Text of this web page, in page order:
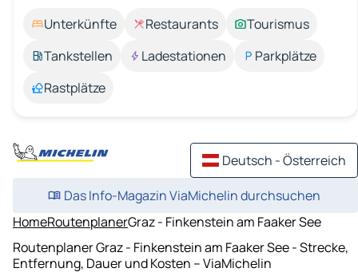
Unterkünfte Restaurants
Tourismus
Tankstellen
Ladestationen
Parkplätze
Rastplätze
Deutsch - Österreich
Das Info-Magazin ViaMichelin durchsuchen
HomeRoutenplanerGraz - Finkenstein am Faaker See
Routenplaner Graz - Finkenstein am Faaker See - Strecke,
Entfernung, Dauer und Kosten – ViaMichelin